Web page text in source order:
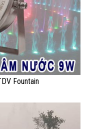
Fountain